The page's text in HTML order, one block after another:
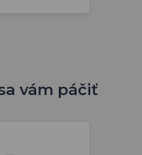
vám páčiť